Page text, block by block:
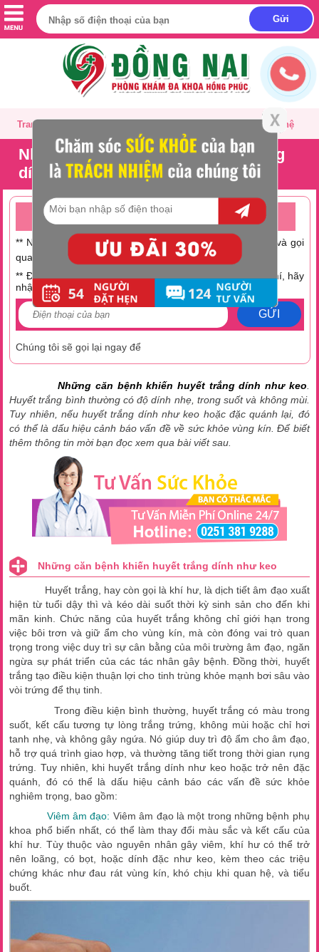
Trang chủ Liên hệ
Những căn bệnh khiến huyết trắng
dính như keo
TƯ VẤN ONLINE MIỄN PHÍ TRỰC TUYẾN 24/24
** Nếu không có thời gian trò chuyện hãy nhấc máy lên và gọi
qua số Hotline:
0251 882 9288
** Điện thoại bạn đang hết tiền hoặc muốn tiết kiệm chi phí, hãy
nhập số điện thoại tại đây:
GỬI
Chúng tôi sẽ gọi lại ngay để
Những căn bệnh khiến huyết trắng dính như keo
Huyết trắng bình thường có độ dính nhẹ, trong suốt và không mùi.
Tuy nhiên, nếu huyết trắng dính như keo hoặc đặc quánh lại, đó
có thể là dấu hiệu cảnh báo vấn đề về sức khỏe vùng kín. Để biết
thêm thông tin mời bạn đọc xem qua bài viết sau.
Những căn bệnh khiến huyết trắng dính như keo
Huyết trắng, hay còn gọi là khí hư, là dịch tiết âm đạo xuất
hiện từ tuổi dậy thì và kéo dài suốt thời kỳ sinh sản cho đến khi
mãn kinh. Chức năng của huyết trắng không chỉ giới hạn trong
việc bôi trơn và giữ ẩm cho vùng kín, mà còn đóng vai trò quan
trọng trong việc duy trì sự cân bằng của môi trường âm đạo, ngăn
ngừa sự phát triển của các tác nhân gây bệnh. Đồng thời, huyết
trắng tạo điều kiện thuận lợi cho tinh trùng khỏe mạnh bơi sâu vào
vòi trứng để thụ tinh.
Trong điều kiện bình thường, huyết trắng có màu trong
suốt, kết cấu tương tự lòng trắng trứng, không mùi hoặc chỉ hơi
tanh nhẹ, và không gây ngứa. Nó giúp duy trì độ ẩm cho âm đạo,
hỗ trợ quá trình giao hợp, và thường tăng tiết trong thời gian rụng
trứng. Tuy nhiên, khi huyết trắng dính như keo hoặc trở nên đặc
quánh, đó có thể là dấu hiệu cảnh báo các vấn đề sức khỏe
nghiêm trọng, bao gồm:
Viêm âm đạo: Viêm âm đạo là một trong những bệnh phụ
khoa phổ biến nhất, có thể làm thay đổi màu sắc và kết cấu của
khí hư. Tùy thuộc vào nguyên nhân gây viêm, khí hư có thể trở
nên loãng, có bọt, hoặc dính đặc như keo, kèm theo các triệu
chứng khác như đau rát vùng kín, khó chịu khi quan hệ, và tiểu
buốt.